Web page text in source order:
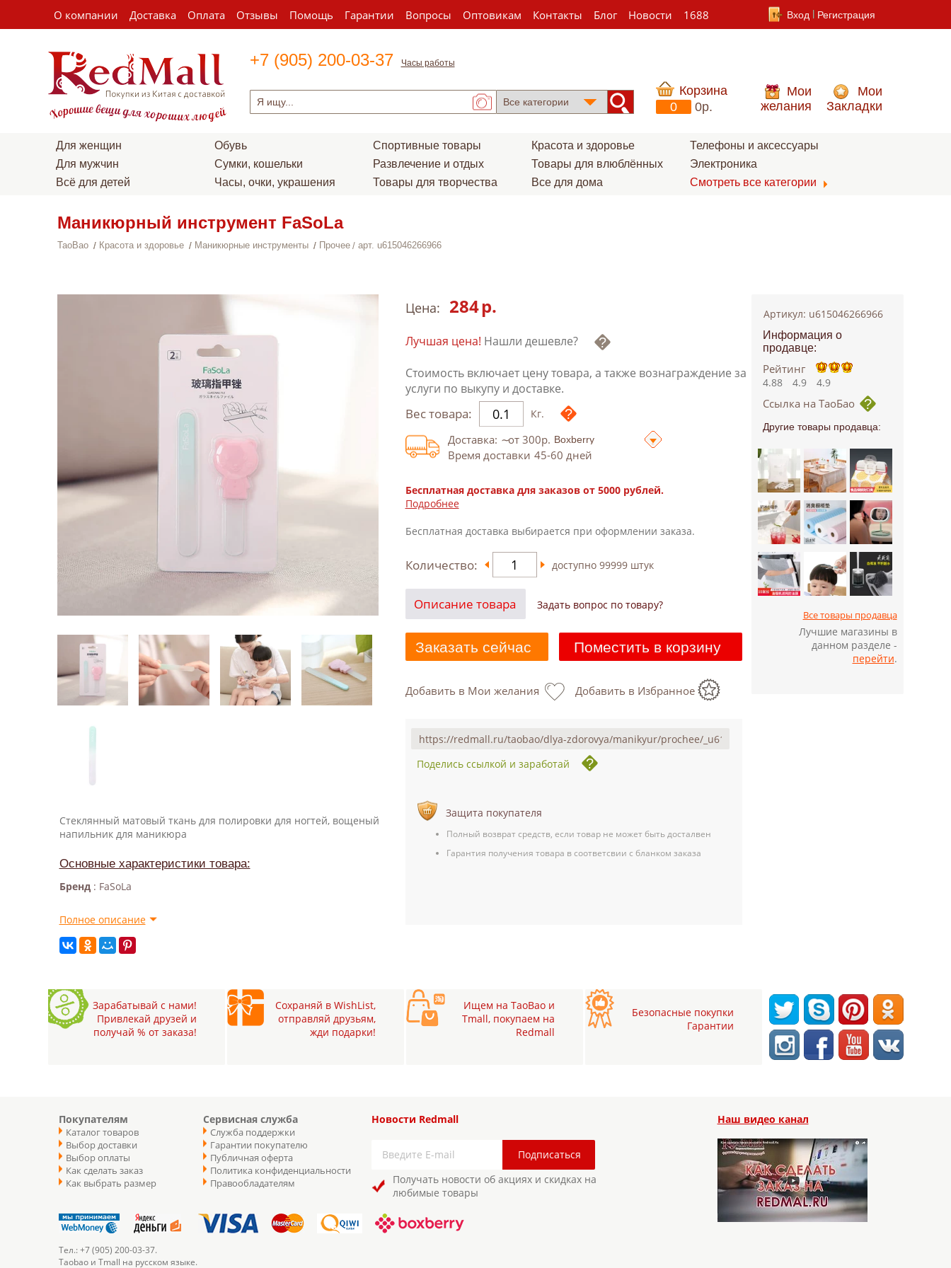
О компании Доставка Оплата Отзывы Помощь Гарантии Вопросы Оптовикам Контакты Блог Новости 1688 Вход Регистрация
+7 (905) 200-03-37 Часы работы
Корзина
0
0p.
Мои
желания
Мои
Закладки
Для женщин
Для мужчин
Всё для детей
Обувь
Сумки, кошельки
Часы, очки, украшения
Спортивные товары
Развлечение и отдых
Товары для творчества
Красота и здоровье
Товары для влюблённых
Все для дома
Телефоны и аксессуары
Электроника
Смотреть все категории
Маникюрный инструмент FaSoLa
TaoBao Красота и здоровье Маникюрные инструменты Прочее арт. u615046266966
Стеклянный матовый ткань для полировки для ногтей, вощеный
напильник для маникюра
Основные характеристики товара:
Бренд : FaSoLa
Полное описание
Цена: 284р.
Лучшая цена! Нашли дешевле?
Стоимость включает цену товара, а также вознаграждение за
услуги по выкупу и доставке.
Вес товара: Кг.
Доставка: от 300р.
Время доставки 45-60 дней
Бесплатная доставка для заказов от 5000 рублей.
Подробнее
Бесплатная доставка выбирается при оформлении заказа.
Количество: доступно 99999штук
Описание товара Задать вопрос по товару?
Заказать сейчас Поместить в корзину
Добавить в Мои желания Добавить в Избранное
Поделись ссылкой и заработай
Защита покупателя
Полный возврат средств, если товар не может быть досталвен
Гарантия получения товара в соответсвии с бланком заказа
Артикул: u615046266966
Информация о
продавце:
Рейтинг
4.88 4.9 4.9
Ссылка на ТаоБао
Другие товары продавца:
Все товары продавца
Лучшие магазины в
данном разделе -
перейти.
Зарабатывай с нами!
Привлекай друзей и
получай % от заказа!
Сохраняй в WishList,
отправляй друзьям,
жди подарки!
Ищем на TaoBao и
Tmall, покупаем на
Redmall
Безопасные покупки
Гарантии
Покупателям
Каталог товаров
Выбор доставки
Выбор оплаты
Как сделать заказ
Как выбрать размер
Сервисная служба
Служба поддержки
Гарантии покупателю
Публичная оферта
Политика конфиденциальности
Правообладателям
Новости Redmall
Получать новости об акциях и скидках на
любимые товары
Тел.: +7 (905) 200-03-37.
Taobao и Tmall на русском языке.
Наш видео канал